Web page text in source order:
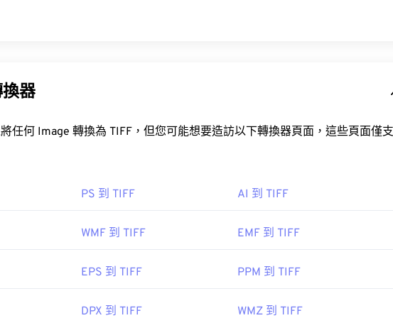
creativecloud/file-types/image/raster/tiff-file.html
器
換器頁面，這些頁面僅支
PS 到 TIFF AI 到 TIFF
WMF 到 TIFF EMF 到 TIFF
EPS 到 TIFF PPM 到 TIFF
DPX 到 TIFF WMZ 到 TIFF